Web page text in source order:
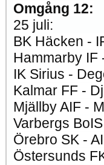
Omgång 12:
25 juli:
BK Häcken -
Hammarby IF
IK Sirius -
Kalmar FF -
Mjällby AIF -
Varbergs
Örebro SK -
Östersunds